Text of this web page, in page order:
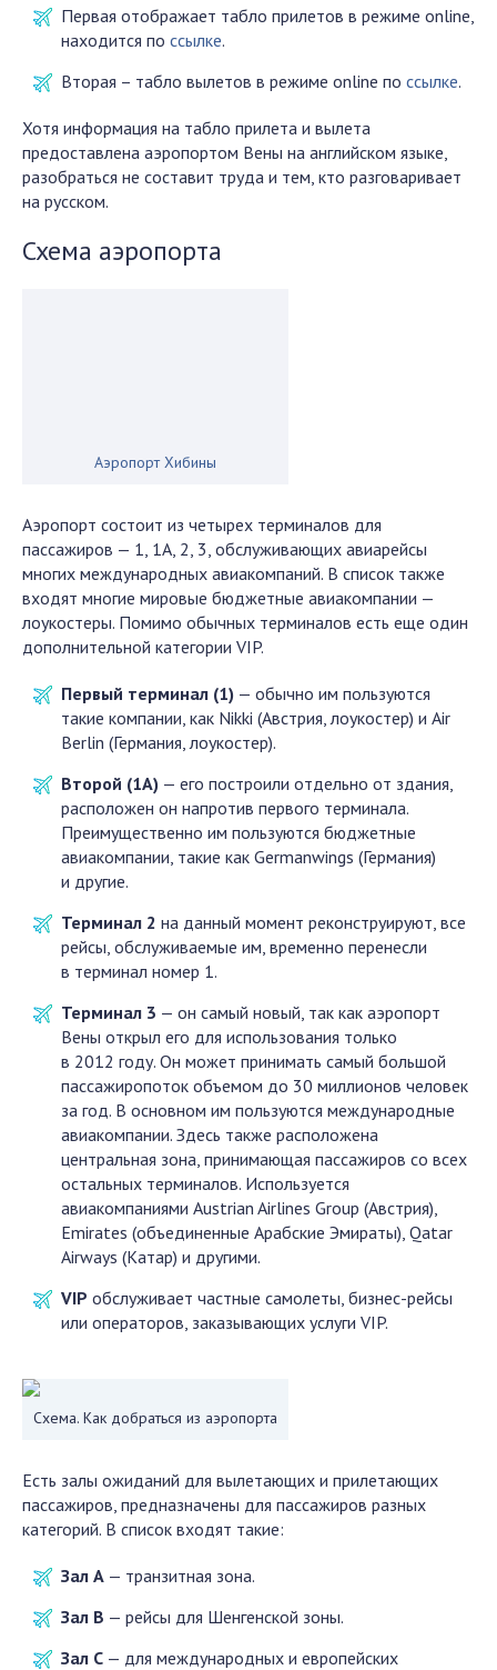
Первая отображает табло прилетов в режиме online,
находится по ссылке.
Вторая – табло вылетов в режиме online по ссылке.
Хотя информация на табло прилета и вылета
предоставлена аэропортом Вены на английском языке,
разобраться не составит труда и тем, кто разговаривает
на русском.
Схема аэропорта
Аэропорт Хибины
Аэропорт состоит из четырех терминалов для
пассажиров — 1, 1А, 2, 3, обслуживающих авиарейсы
многих международных авиакомпаний. В список также
входят многие мировые бюджетные авиакомпании —
лоукостеры. Помимо обычных терминалов есть еще один
дополнительной категории VIP.
Первый терминал (1) — обычно им пользуются
такие компании, как Nikki (Австрия, лоукостер) и Air
Berlin (Германия, лоукостер).
Второй (1А) — его построили отдельно от здания,
расположен он напротив первого терминала.
Преимущественно им пользуются бюджетные
авиакомпании, такие как Germanwings (Германия)
и другие.
Терминал 2 на данный момент реконструируют, все
рейсы, обслуживаемые им, временно перенесли
в терминал номер 1.
Терминал 3 — он самый новый, так как аэропорт
Вены открыл его для использования только
в 2012 году. Он может принимать самый большой
пассажиропоток объемом до 30 миллионов человек
за год. В основном им пользуются международные
авиакомпании. Здесь также расположена
центральная зона, принимающая пассажиров со всех
остальных терминалов. Используется
авиакомпаниями Austrian Airlines Group (Австрия),
Emirates (объединенные Арабские Эмираты), Qatar
Airways (Катар) и другими.
VIP обслуживает частные самолеты, бизнес-рейсы
или операторов, заказывающих услуги VIP.
Схема. Как добраться из аэропорта
Есть залы ожиданий для вылетающих и прилетающих
пассажиров, предназначены для пассажиров разных
категорий. В список входят такие:
Зал А — транзитная зона.
Зал В — рейсы для Шенгенской зоны.
Зал С — для международных и европейских